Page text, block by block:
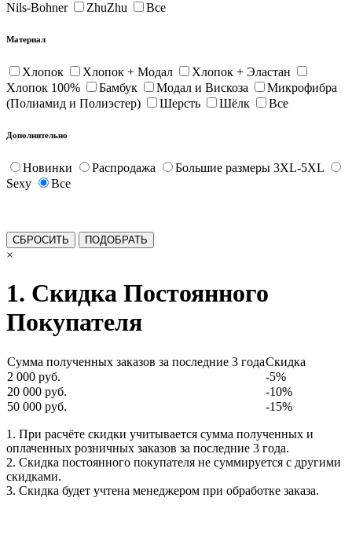
Nils-Bohner ZhuZhu Все
Материал
Хлопок Хлопок + Модал
Хлопок + Эластан
Хлопок 100%
Бамбук Модал и Вискоза
Микрофибра
(Полиамид и Полиэстер)
Шерсть Шёлк Все
Дополнительно
Новинки Распродажа
Большие размеры 3XL-5XL
Sexy
Все
×
1. Скидка Постоянного
Покупателя
Сумма полученных заказов за последние 3 годаСкидка
2 000 руб.
-5%
20 000 руб.
-10%
50 000 руб.
-15%
1. При расчёте скидки учитывается сумма полученных и
оплаченных розничных заказов за последние 3 года.
2. Скидка постоянного покупателя не суммируется с другими
скидками.
3. Скидка будет учтена менеджером при обработке заказа.